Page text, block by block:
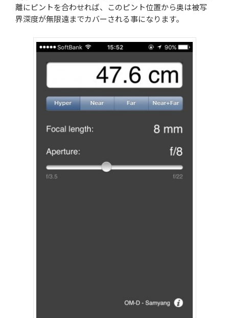
離にピントを合わせれば、このピント位置から奥は被写
界深度が無限遠までカバーされる事になります。